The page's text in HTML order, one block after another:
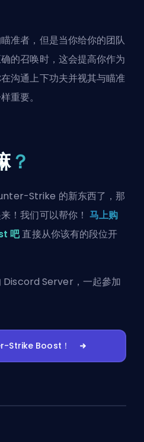
准者，但是当你给你的团队
的召唤时，这会提高你作为
沟通上下功夫并视其与瞄准
重要。
？
Strike 的新东西了，那
！我们可以帮你！马上购
吧直接从你该有的段位开
Discord Server ，一起參加
Strike Boost！